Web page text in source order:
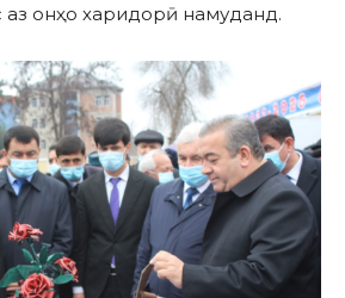
аз онҳо харидорӣ намуданд.